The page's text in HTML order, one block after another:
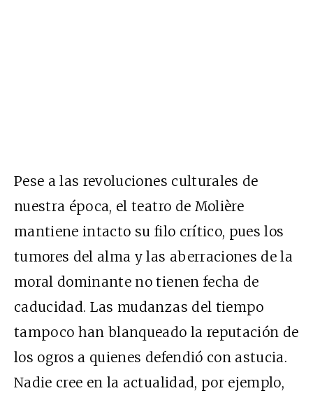
Pese a las revoluciones culturales de
nuestra época, el teatro de Molière
mantiene intacto su filo crítico, pues los
tumores del alma y las aberraciones de la
moral dominante no tienen fecha de
caducidad. Las mudanzas del tiempo
tampoco han blanqueado la reputación de
los ogros a quienes defendió con astucia.
Nadie cree en la actualidad, por ejemplo,